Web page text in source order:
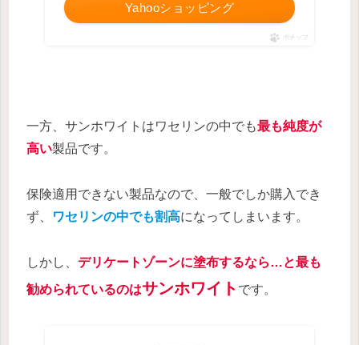
Yahooショッピング
ポチップ
一方、サンホワイトはワセリンの中でも最も純度が
高い製品です。
保険適用できない製品なので、一般でしか購入でき
ず、
ワセリンの中でも割高になってしまいます。
しかし、 デリケートゾーンに塗布するなら…と最も
勧められているのはサンホワイト です。